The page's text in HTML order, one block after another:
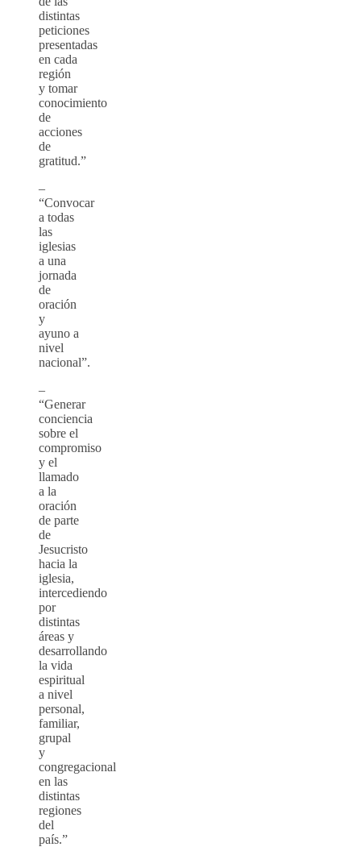
distintas
peticiones
presentadas
en cada
región
y tomar
conocimiento
de
acciones
de
gratitud.”
–
“Convocar
a todas
las
iglesias
a una
jornada
de
oración
y
ayuno a
nivel
nacional”.
–
“Generar
conciencia
sobre el
compromiso
y el
llamado
a la
oración
de parte
de
Jesucristo
hacia la
iglesia,
intercediendo
por
distintas
áreas y
desarrollando
la vida
espiritual
a nivel
personal,
familiar,
grupal
y
congregacional
en las
distintas
regiones
del
país.”